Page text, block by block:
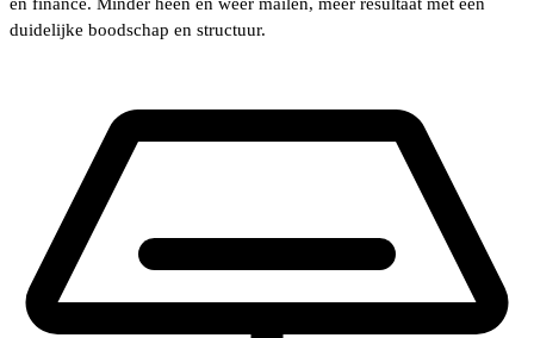
en finance. Minder heen en weer mailen, meer resultaat met een
duidelijke boodschap en structuur.